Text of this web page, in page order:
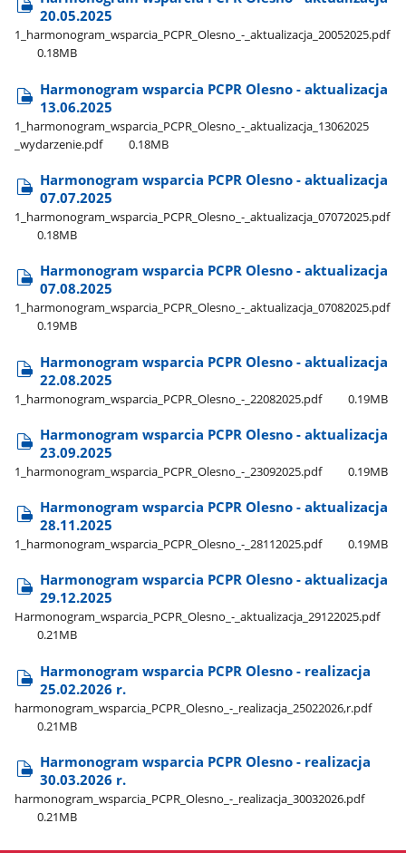
20.05.2025
1​_harmonogram​_wsparcia​_PCPR​_Olesno​_-​_aktualizacja​_20052025.pdf
0.18MB
Harmonogram wsparcia PCPR Olesno - aktualizacja
13.06.2025
1​_harmonogram​_wsparcia​_PCPR​_Olesno​_-​_aktualizacja​_13062025​
_wydarzenie.pdf
0.18MB
Harmonogram wsparcia PCPR Olesno - aktualizacja
07.07.2025
1​_harmonogram​_wsparcia​_PCPR​_Olesno​_-​_aktualizacja​_07072025.pdf
0.18MB
Harmonogram wsparcia PCPR Olesno - aktualizacja
07.08.2025
1​_harmonogram​_wsparcia​_PCPR​_Olesno​_-​_aktualizacja​_07082025.pdf
0.19MB
Harmonogram wsparcia PCPR Olesno - aktualizacja
22.08.2025
1​_harmonogram​_wsparcia​_PCPR​_Olesno​_-​_22082025.pdf 0.19MB
Harmonogram wsparcia PCPR Olesno - aktualizacja
23.09.2025
1​_harmonogram​_wsparcia​_PCPR​_Olesno​_-​_23092025.pdf 0.19MB
Harmonogram wsparcia PCPR Olesno - aktualizacja
28.11.2025
1​_harmonogram​_wsparcia​_PCPR​_Olesno​_-​_28112025.pdf 0.19MB
Harmonogram wsparcia PCPR Olesno - aktualizacja
29.12.2025
Harmonogram​_wsparcia​_PCPR​_Olesno​_-​_aktualizacja​_29122025.pdf
0.21MB
Harmonogram wsparcia PCPR Olesno - realizacja
25.02.2026 r.
harmonogram​_wsparcia​_PCPR​_Olesno​_-​_realizacja​_25022026,r.pdf
0.21MB
Harmonogram wsparcia PCPR Olesno - realizacja
30.03.2026 r.
harmonogram​_wsparcia​_PCPR​_Olesno​_-​_realizacja​_30032026.pdf
0.21MB